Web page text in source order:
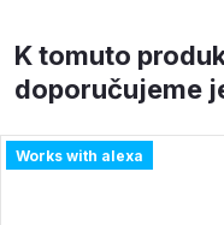
K tomuto
doporučujeme
Works with alexa